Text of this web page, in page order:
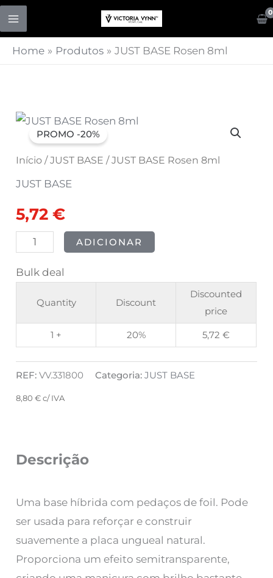
Skip
content
Home Produtos JUST BASE Rosen 8ml
Início /JUST BASE / JUST BASE Rosen 8ml
JUST BASE
O
preço
original
era:
7,15 €.
5,72€
O
preço
atual
é:
5,72 €.
Quantidade
JUST
BASE
8ml
ADICIONAR
Bulk deal
Quantity Discount
Discounted
price
1 + 20% 5,72€
REF:VV.331800 Categoria:JUST BASE
8,80€ c/ IVA
Descrição
Uma base híbrida com pedaços de foil. Pode
ser usada para reforçar e construir
suavemente a placa ungueal natural.
Proporciona um efeito semitransparente,
PROMO -20%